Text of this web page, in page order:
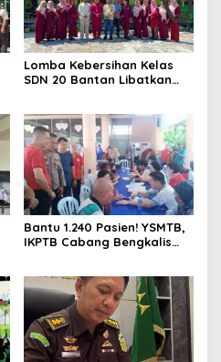
Lomba Kebersihan Kelas
SDN 20 Bantan Libatkan
Bantu 1.240 Pasien! YSMTB,
IKPTB Cabang Bengkalis
Men Riau Atas Kegiatan
Bakti Sosial Kesehatan Di
Bengkalis.